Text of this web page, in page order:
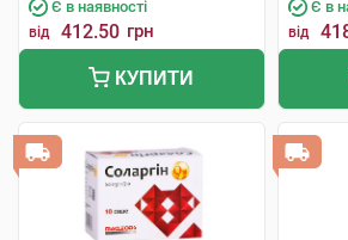
Є в наявності
від 412.50 грн
КУПИТИ
Є в
від